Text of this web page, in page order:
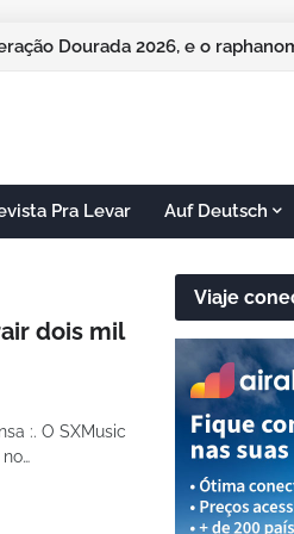
Dourada 2026, e o
Pra Levar Auf Deutsch
dois mil
:. O SXMusic
Viaje